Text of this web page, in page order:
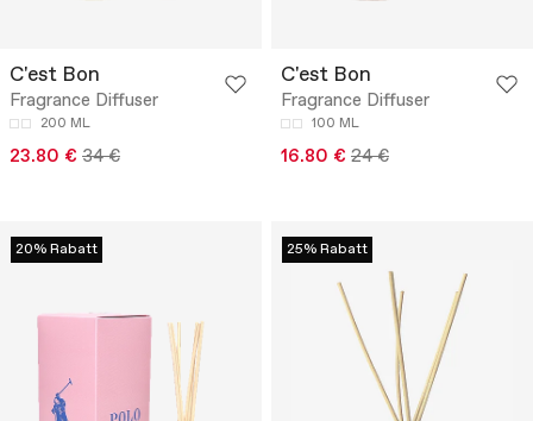
C'est Bon
Fragrance Diffuser
200 ML
23.80 € 34 €
C'est Bon
Fragrance Diffuser
100 ML
16.80 € 24 €
20% Rabatt 25% Rabatt